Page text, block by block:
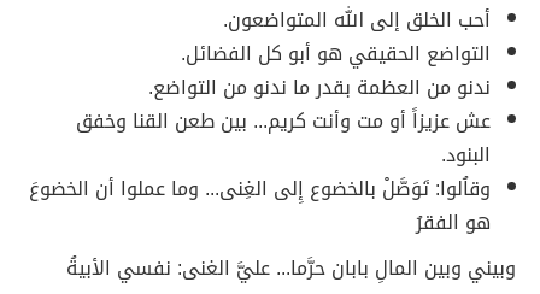
أحب الخلق إلى الله المتواضعون.
التواضع الحقيقي هو أبو كل الفضائل.
ندنو من العظمة بقدر ما ندنو من التواضع.
عش عزيزاً أو مت وأنت كريم... بين طعن القنا وخفق
البنود.
وقاُلوا: تَوَصَّلْ بالخضوع إِلى الغِنى... وما عملوا أن الخضوعَ
هو الفقرُ
وبيني وبين المالِ بابان حرَّما... عليَّ الغنى: نفسي الأبيةُ